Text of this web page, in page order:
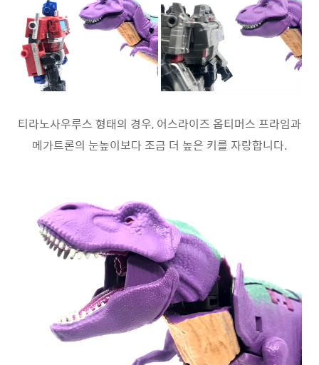
티라노사우루스 형태의 경우, 어스라이즈 옵티머스 프라임과
메가트론의 눈높이보다 조금 더 높은 키를 자랑합니다.